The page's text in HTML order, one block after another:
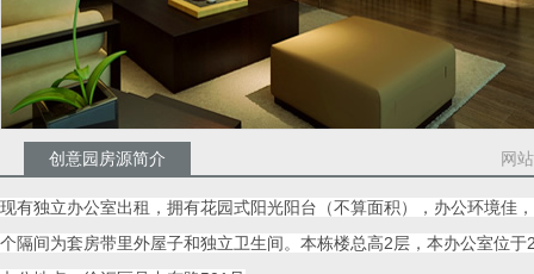
创意园房源简介 网
现有独立办公室出租，拥有花园式阳光阳台（不算面积），办公环境佳
个隔间为套房带里外屋子和独立卫生间。本栋楼总高2层，本办公室位于